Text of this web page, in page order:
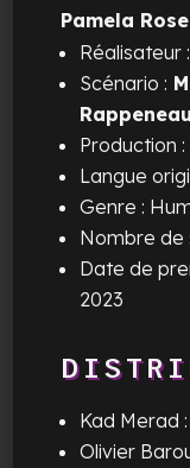
Pamela Rose
Réalisateur :
Scénario :
Production :
Langue
Genre :
Nombre de
Date de
2023
Kad Merad
Olivier